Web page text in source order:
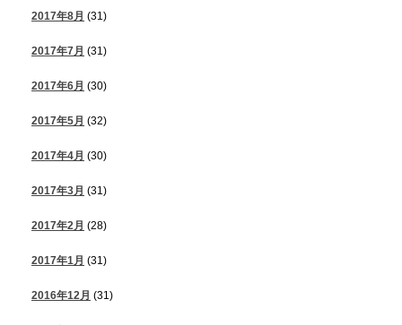
2017年8月 (31)
2017年7月 (31)
2017年6月 (30)
2017年5月 (32)
2017年4月 (30)
2017年3月 (31)
2017年2月 (28)
2017年1月 (31)
2016年12月 (31)